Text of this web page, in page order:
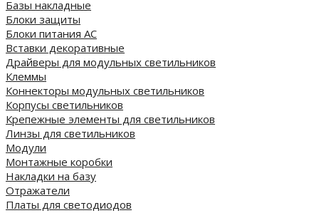
Базы накладные
Блоки защиты
Блоки питания AC
Вставки декоративные
Драйверы для модульных светильников
Клеммы
Коннекторы модульных светильников
Корпусы светильников
Крепежные элементы для светильников
Линзы для светильников
Модули
Монтажные коробки
Накладки на базу
Отражатели
Платы для светодиодов